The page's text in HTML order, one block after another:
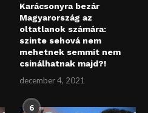
Karácsonyra bezár
Magyarország az
oltatlanok számára:
szinte sehová nem
mehetnek semmit nem
csinálhatnak majd?!
december 4, 2021
6